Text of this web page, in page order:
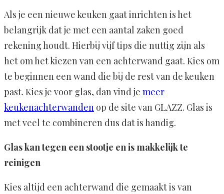
Als je een nieuwe keuken gaat inrichten is het
belangrijk dat je met een aantal zaken goed
rekening houdt. Hierbij vijf tips die nuttig zijn als
het om het kiezen van een achterwand gaat. Kies om
te beginnen een wand die bij de rest van de keuken
past. Kies je voor glas, dan vind je meer
keukenachterwanden op de site van GLAZZ. Glas is
met veel te combineren dus dat is handig.
Glas kan tegen een stootje en is makkelijk te
reinigen
Kies altijd een achterwand die gemaakt is van